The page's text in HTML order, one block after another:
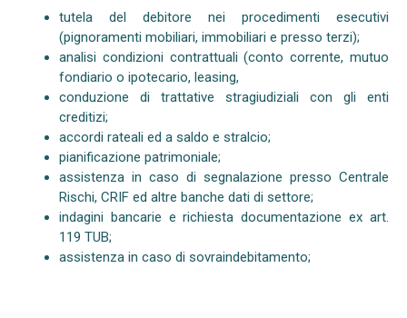
tutela del debitore nei procedimenti esecutivi
(pignoramenti mobiliari, immobiliari e presso terzi);
analisi condizioni contrattuali (conto corrente, mutuo
fondiario o ipotecario, leasing,
conduzione di trattative stragiudiziali con gli enti
creditizi;
accordi rateali ed a saldo e stralcio;
pianificazione patrimoniale;
assistenza in caso di segnalazione presso Centrale
Rischi, CRIF ed altre banche dati di settore;
indagini bancarie e richiesta documentazione ex art.
119 TUB;
assistenza in caso di sovraindebitamento;